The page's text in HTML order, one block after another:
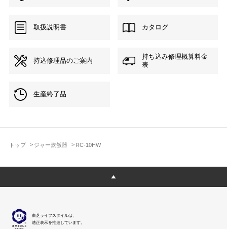
トップ ジャー炊飯器 RC-10HW
取扱説明書 カタログ
持込修理品のご案内
持ち込み修理概算料金
表
生産終了品
東芝ライフスタイルは、
適正表示を推進しています。